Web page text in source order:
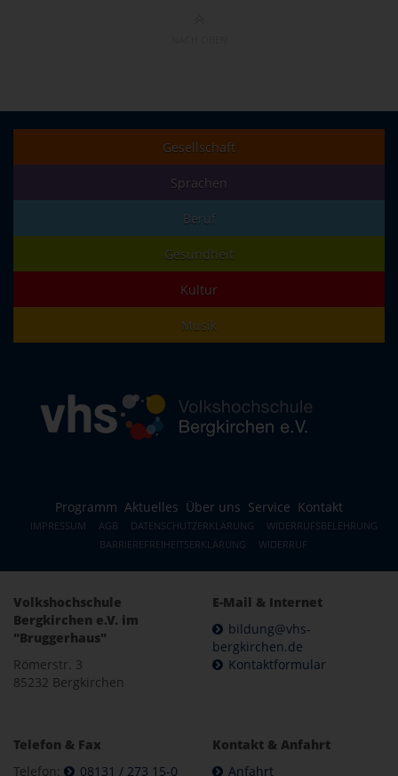
Gesellschaft
Sprachen
Beruf
Gesundheit
Kultur
Musik
Programm Aktuelles Über uns Service Kontakt
IMPRESSUM AGB DATENSCHUTZERKLÄRUNG
WIDERRUFSBELEHRUNG
BARRIEREFREIHEITSERKLÄRUNG
WIDERRUF
Volkshochschule
Bergkirchen e.V. im
"Bruggerhaus"
Römerstr. 3
85232 Bergkirchen
E-Mail & Internet
bildung@vhs-
bergkirchen.de
Kontaktformular
Telefon & Fax
Telefon:
08131 / 273 15-0
Kontakt & Anfahrt
Anfahrt